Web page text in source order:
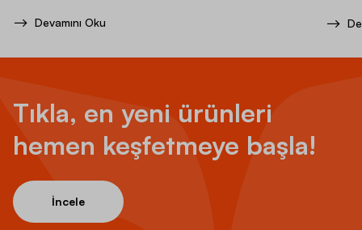
Devamını Oku
Tıkla, en yeni ürünleri
hemen keşfetmeye başla!
İncele